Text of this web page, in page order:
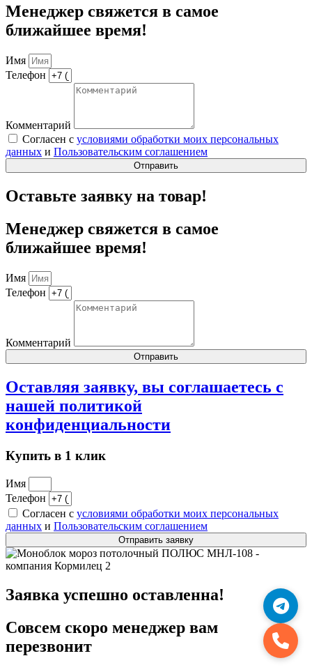
Менеджер свяжется в самое
ближайшее время!
Имя
Телефон
Комментарий
Согласен с условиями обработки моих персональных
данных и Пользовательским соглашением
Отправить
Оставьте заявку на товар!
Менеджер свяжется в самое
ближайшее время!
Имя
Телефон
Комментарий
Отправить
Оставляя заявку, вы соглашаетесь с
нашей политикой
конфиденциальности
Купить в 1 клик
Имя
Телефон
Согласен с условиями обработки моих персональных
данных и Пользовательским соглашением
Отправить заявку
Заявка успешно оставленна!
Совсем скоро менеджер вам
перезвонит